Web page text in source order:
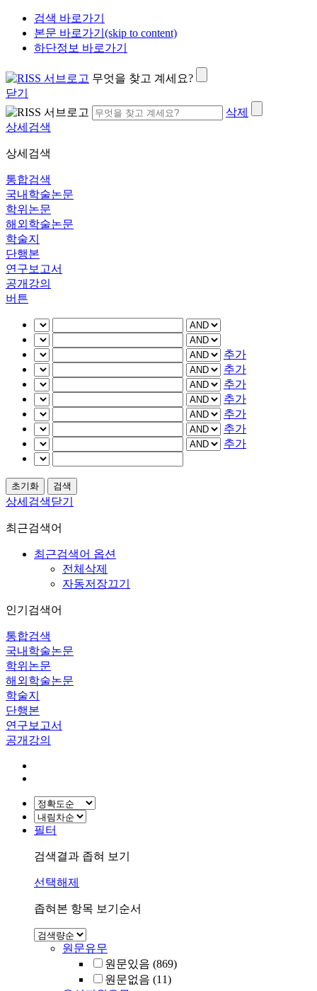
검색 바로가기
본문 바로가기(skip to content)
하단정보 바로가기
무엇을 찾고 계세요?
닫기
삭제
상세검색
상세검색
통합검색
국내학술논문
학위논문
해외학술논문
학술지
단행본
연구보고서
공개강의
버튼
추가
추가
추가
추가
추가
추가
추가
상세검색닫기
최근검색어
최근검색어 옵션
전체삭제
자동저장끄기
인기검색어
통합검색
국내학술논문
학위논문
해외학술논문
학술지
단행본
연구보고서
공개강의
필터
검색결과 좁혀 보기
선택해제
좁혀본 항목 보기순서
원문유무
원문있음 (869)
원문없음 (11)